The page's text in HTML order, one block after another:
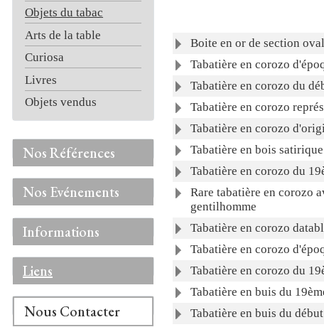
Objets du tabac
Arts de la table
Curiosa
Livres
Objets vendus
Nos Références
Nos Evénements
Informations
Liens
Nous Contacter
Articles
Titre
Boite en or de section
Tabatière en corozo
Tabatière en corozo du
Tabatière en corozo
Tabatière en corozo
Tabatière en bois
Tabatière en corozo du
Rare tabatière en corozo
gentilhomme
Tabatière en corozo
Tabatière en corozo
Tabatière en corozo du
Tabatière en buis du
Tabatière en buis du